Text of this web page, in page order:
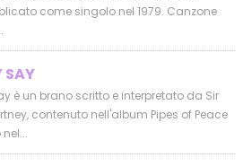
come singolo nel 1979. Canzone
SAY
è un brano scritto e interpretato da Sir
contenuto nell'album Pipes of Peace